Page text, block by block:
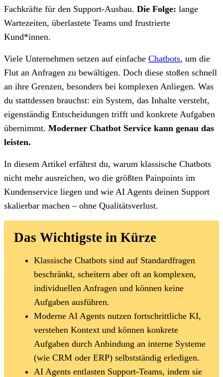
Fachkräfte für den Support-Ausbau. Die Folge: lange
Wartezeiten, überlastete Teams und frustrierte
Kund*innen.
Viele Unternehmen setzen auf einfache Chatbots, um die
Flut an Anfragen zu bewältigen. Doch diese stoßen schnell
an ihre Grenzen, besonders bei komplexen Anliegen. Was
du stattdessen brauchst: ein System, das Inhalte versteht,
eigenständig Entscheidungen trifft und konkrete Aufgaben
übernimmt. Moderner Chatbot Service kann genau das
leisten.
In diesem Artikel erfährst du, warum klassische Chatbots
nicht mehr ausreichen, wo die größten Painpoints im
Kundenservice liegen und wie AI Agents deinen Support
skalierbar machen – ohne Qualitätsverlust.
Das Wichtigste in Kürze
Klassische Chatbots sind auf Standardfragen
beschränkt, scheitern aber oft an komplexen,
individuellen Anfragen und können keine
Aufgaben ausführen.
Moderne AI Agents nutzen fortschrittliche KI,
verstehen Kontext und können konkrete
Aufgaben durch Anbindung an interne Systeme
(wie CRM oder ERP) selbstständig erledigen.
AI Agents entlasten Support-Teams, indem sie